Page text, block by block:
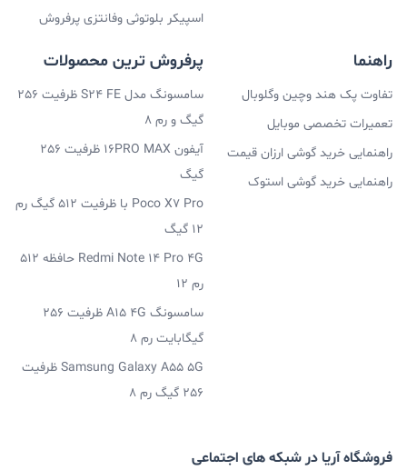
اسپیکر بلوتوثی وفانتزی پرفروش
راهنما
تفاوت پک هند وچین وگلوبال
تعمیرات تخصصی موبایل
راهنمایی خرید گوشی ارزان قیمت
راهنمایی خرید گوشی استوک
پرفروش ترین محصولات
سامسونگ مدل S24 FE ظرفیت 256
گیگ و رم 8
آیفون 16PRO MAX ظرفیت 256
گیگ
Poco X7 Pro با ظرفیت 512 گیگ رم
12 گیگ
Redmi Note 14 Pro 4G حافظه 512
رم 12
سامسونگ A15 4G ظرفیت 256
گیگابایت رم 8
Samsung Galaxy A55 5G ظرفیت
256 گیگ رم 8
فروشگاه آریا در شبکه های اجتماعی